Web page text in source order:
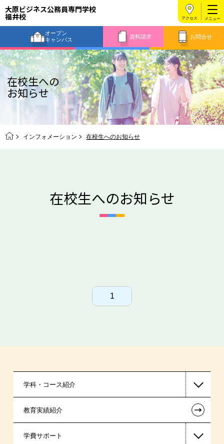
大原ビジネス公務員専門学校
福井校
オープン
キャンパス
資料請求 お問合せ
アクセス
在校生への
お知らせ
インフォメーション 在校生へのお知らせ
在校生へのお知らせ
1
学科・コース紹介
国家公務員・地方公務員系
警察官・消防官系
教育実績紹介 ←
学費サポート